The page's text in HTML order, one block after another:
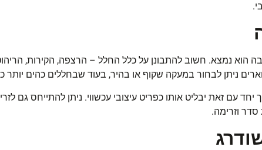
.
נמצא. חשוב להתבונן על כלל החלל – הרצפה, הקירות, הריהוט
ניתן לבחור במעקה שקוף או בהיר, בעוד שבחללים כהים יותר
עם זאת יבליט אותו כפריט עיצובי עכשווי. ניתן להתייחס גם
סדר וזרימה.